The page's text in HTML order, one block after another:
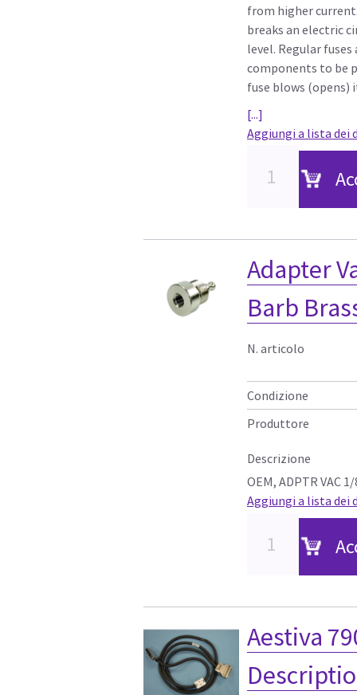
from higher
breaks an electric
level. Regular
components to be
fuse blows (opens)
[...]
Aggiungi a lista dei
Adapter
Barb
N. articolo
Condizione
Produttore
Descrizione
OEM, ADPTR VAC
Aggiungi a lista dei
Aestiva